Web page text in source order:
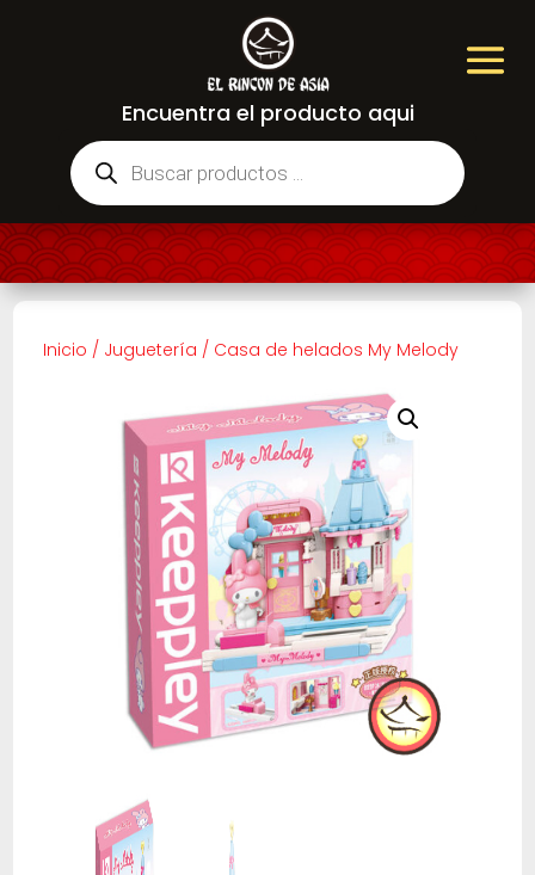
Encuentra el producto aqui
Búsqueda
de
productos
Inicio / Juguetería / Casa de helados My Melody